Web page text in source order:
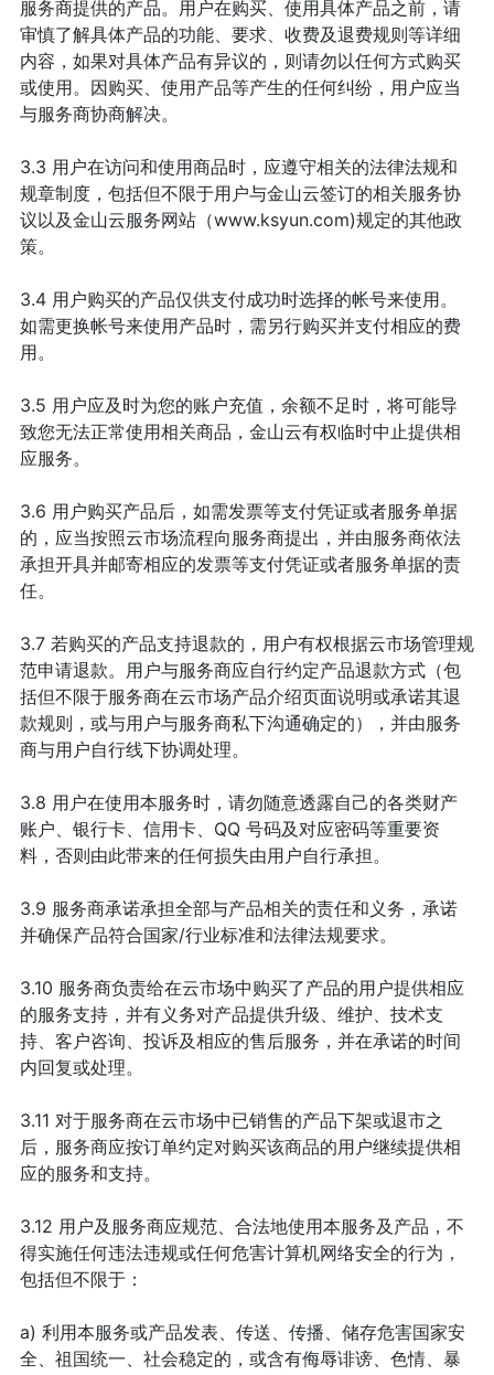
服务商提供的产品。用户在购买、使用具体产品之前，请
审慎了解具体产品的功能、要求、收费及退费规则等详细
内容，如果对具体产品有异议的，则请勿以任何方式购买
或使用。因购买、使用产品等产生的任何纠纷，用户应当
与服务商协商解决。
3.3 用户在访问和使用商品时，应遵守相关的法律法规和
规章制度，包括但不限于用户与金山云签订的相关服务协
议以及金山云服务网站（www.ksyun.com)规定的其他政
策。
3.4 用户购买的产品仅供支付成功时选择的帐号来使用。
如需更换帐号来使用产品时，需另行购买并支付相应的费
用。
3.5 用户应及时为您的账户充值，余额不足时，将可能导
致您无法正常使用相关商品，金山云有权临时中止提供相
应服务。
3.6 用户购买产品后，如需发票等支付凭证或者服务单据
的，应当按照云市场流程向服务商提出，并由服务商依法
承担开具并邮寄相应的发票等支付凭证或者服务单据的责
任。
3.7 若购买的产品支持退款的，用户有权根据云市场管理规
范申请退款。用户与服务商应自行约定产品退款方式（包
括但不限于服务商在云市场产品介绍页面说明或承诺其退
款规则，或与用户与服务商私下沟通确定的），并由服务
商与用户自行线下协调处理。
3.8 用户在使用本服务时，请勿随意透露自己的各类财产
账户、银行卡、信用卡、QQ 号码及对应密码等重要资
料，否则由此带来的任何损失由用户自行承担。
3.9 服务商承诺承担全部与产品相关的责任和义务，承诺
并确保产品符合国家/行业标准和法律法规要求。
3.10 服务商负责给在云市场中购买了产品的用户提供相应
的服务支持，并有义务对产品提供升级、维护、技术支
持、客户咨询、投诉及相应的售后服务，并在承诺的时间
内回复或处理。
3.11 对于服务商在云市场中已销售的产品下架或退市之
后，服务商应按订单约定对购买该商品的用户继续提供相
应的服务和支持。
3.12 用户及服务商应规范、合法地使用本服务及产品，不
得实施任何违法违规或任何危害计算机网络安全的行为，
包括但不限于：
a) 利用本服务或产品发表、传送、传播、储存危害国家安
全、祖国统一、社会稳定的，或含有侮辱诽谤、色情、暴